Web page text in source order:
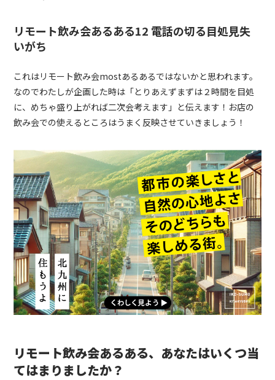
リモート飲み会あるある12 電話の切る目処見失
いがち
これはリモート飲み会mostあるあるではないかと思われます。
なのでわたしが企画した時は「とりあえずまずは２時間を目処
に、めちゃ盛り上がれば二次会考えます」と伝えます！お店の
飲み会での使えるところはうまく反映させていきましょう！
リモート飲み会あるある、あなたはいくつ当
てはまりましたか？